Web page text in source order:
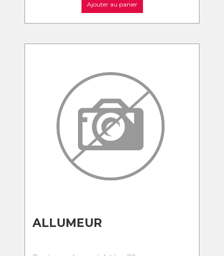
Ajouter au panier
ALLUMEUR